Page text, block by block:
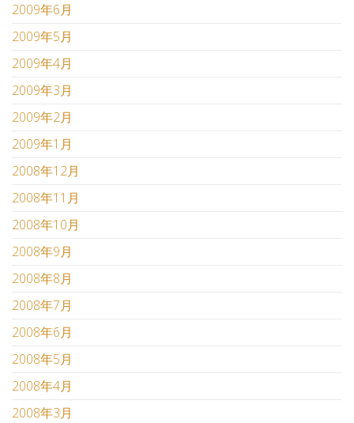
2009年6月
2009年5月
2009年4月
2009年3月
2009年2月
2009年1月
2008年12月
2008年11月
2008年10月
2008年9月
2008年8月
2008年7月
2008年6月
2008年5月
2008年4月
2008年3月